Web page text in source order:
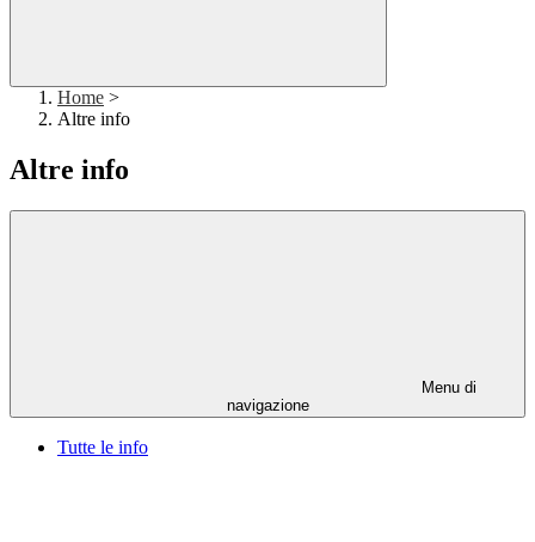
Home >
Altre info
Altre info
Menu di
navigazione
Tutte le info